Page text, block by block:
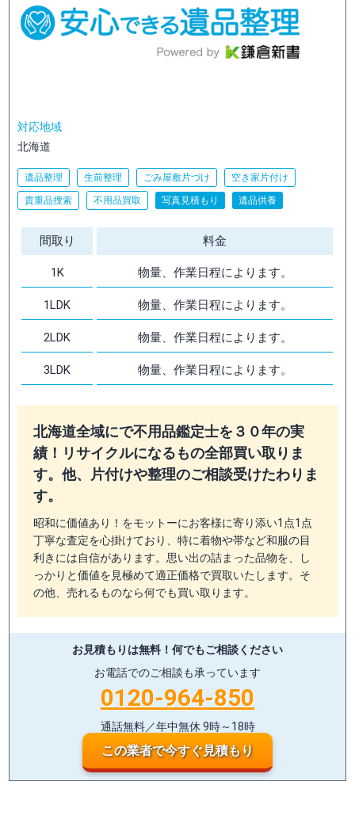
対応地域
北海道
遺品整理 生前整理 ごみ屋敷片づけ 空き家片付け
貴重品捜索 不用品買取 写真見積もり 遺品供養
間取り 料金
1K 物量、作業日程によります。
1LDK 物量、作業日程によります。
2LDK 物量、作業日程によります。
3LDK 物量、作業日程によります。
北海道全域にで不用品鑑定士を３０年の実
績！リサイクルになるもの全部買い取りま
す。他、片付けや整理のご相談受けたわりま
す。
昭和に価値あり！をモットーにお客様に寄り添い1点1点
丁寧な査定を心掛けており、特に着物や帯など和服の目
利きには自信があります。思い出の詰まった品物を、し
っかりと価値を見極めて適正価格で買取いたします。そ
の他、売れるものなら何でも買い取ります。
お見積もりは無料！ 何でもご相談ください
お電話でのご相談も承っています
0120-964-850
通話無料／年中無休 9時～18時
この業者で今すぐ見積もり